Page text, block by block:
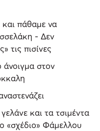
πάθαμε να
- Δεν
τις πισίνες
στον
και τα τσιμέντα
«σχέδιο» Φάμελλου